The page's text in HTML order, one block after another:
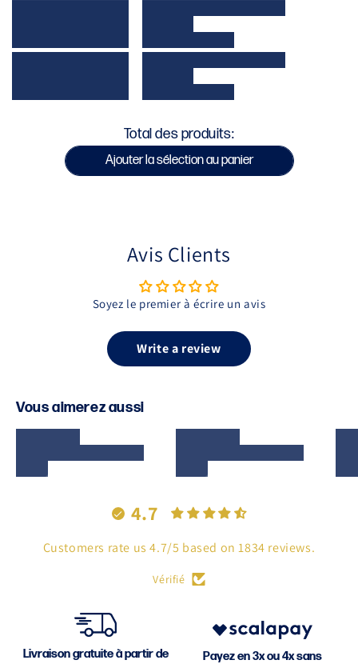
LAVABLE MACHINE 30° / NE PAS REPASSER SUR
SKU : ONEOUT-TS11
Total des produits:
Ajouter la sélection au panier
Avis Clients
Soyez le premier à écrire un avis
Write a review
Vous aimerez aussi
4.7
Customers rate us 4.7/5 based on 1834 reviews.
Vérifié
Livraison gratuite à partir de
Payez en 3x ou 4x sans